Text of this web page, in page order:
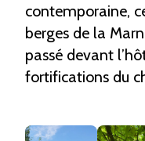
contemporaine,
berges de la
passé devant
fortifications du